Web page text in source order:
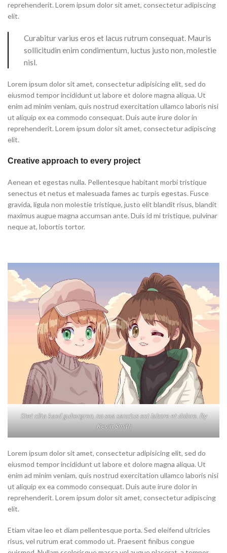
reprehenderit. Lorem ipsum dolor sit amet, consectetur adipiscing
elit.
Curabitur varius eros et lacus rutrum consequat. Mauris
sollicitudin enim condimentum, luctus justo non, molestie
nisl.
Lorem ipsum dolor sit amet, consectetur adipisicing elit, sed do
eiusmod tempor incididunt ut labore et dolore magna aliqua. Ut
enim ad minim veniam, quis nostrud exercitation ullamco laboris nisi
ut aliquip ex ea commodo consequat. Duis aute irure dolor in
reprehenderit. Lorem ipsum dolor sit amet, consectetur adipiscing
elit.
Creative approach to every project
Aenean et egestas nulla. Pellentesque habitant morbi tristique
senectus et netus et malesuada fames ac turpis egestas. Fusce
gravida, ligula non molestie tristique, justo elit blandit risus, blandit
maximus augue magna accumsan ante. Duis id mi tristique, pulvinar
neque at, lobortis tortor.
Stet clita kasd gubergren, no sea sanctus est labore et dolore. By
Kevin Smith
Lorem ipsum dolor sit amet, consectetur adipisicing elit, sed do
eiusmod tempor incididunt ut labore et dolore magna aliqua. Ut
enim ad minim veniam, quis nostrud exercitation ullamco laboris nisi
ut aliquip ex ea commodo consequat. Duis aute irure dolor in
reprehenderit. Lorem ipsum dolor sit amet, consectetur adipiscing
elit.
Etiam vitae leo et diam pellentesque porta. Sed eleifend ultricies
risus, vel rutrum erat commodo ut. Praesent finibus congue